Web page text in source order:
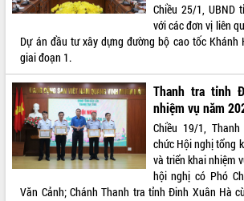
Không có file video nào để phát.
ALBUM ẢNH
Chiều 25/1, UBND
với các đơn vị liên
Dự án đầu tư xây dựng đường bộ cao tốc Khánh
giai đoạn 1.
Thanh tra tỉnh
nhiệm vụ năm
Chiều 19/1,
chức Hội nghị tổng
và triển khai nhiệm
hội nghị có Phó
Văn Cảnh; Chánh Thanh tra tỉnh Đinh Xuân Hà